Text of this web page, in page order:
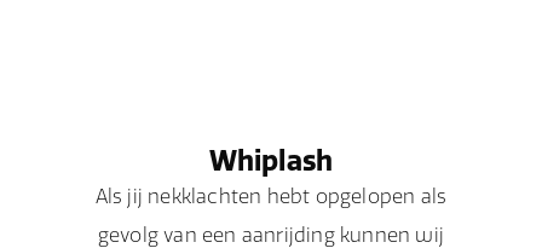
Whiplash
Als jij nekklachten hebt opgelopen als
gevolg van een aanrijding kunnen wij